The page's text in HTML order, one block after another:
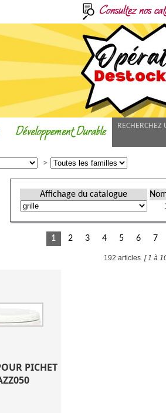
RECHERCHEZ
Affichage du catalogue
1 2 3 4 5 6 7
192 articles [ 1 à
PICHET